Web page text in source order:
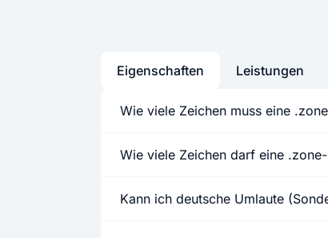
Eigenschaften
Wie viele Zeichen muss eine
Wie viele Zeichen darf eine
Kann ich deutsche Umlaute
Leistungen